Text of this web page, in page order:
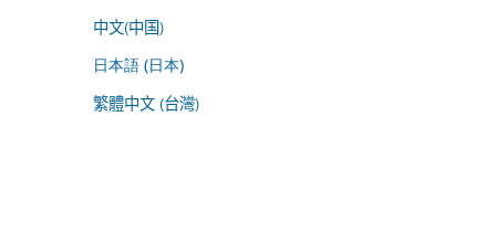
中文(中国)
日本語 (日本)
繁體中文 (台灣)